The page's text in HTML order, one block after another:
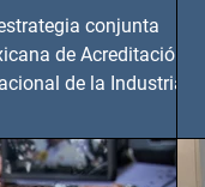
conjunta
de Acreditación
de la Industria